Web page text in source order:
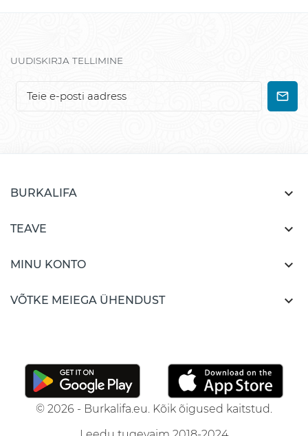
UUDISKIRJA TELLIMINE
BURKALIFA 
TEAVE 
MINU KONTO 
VÕTKE MEIEGA ÜHENDUST 
© 2026 - Burkalifa.eu. Kõik õigused kaitstud.